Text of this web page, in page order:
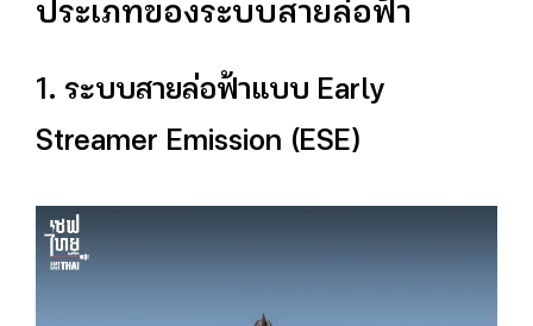
ประเภทของระบบสายล่อฟ้า
1. ระบบสายล่อฟ้าแบบ Early
Streamer Emission (ESE)